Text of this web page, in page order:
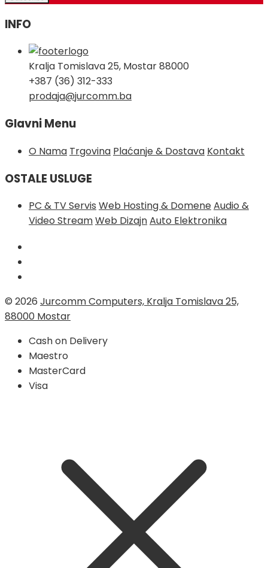
INFO
Kralja Tomislava 25, Mostar 88000
+387 (36) 312-333
prodaja@jurcomm.ba
Glavni Menu
O Nama Trgovina Plaćanje & Dostava Kontakt
OSTALE USLUGE
PC & TV Servis Web Hosting & DomeneAudio &
Video StreamWeb DizajnAuto Elektronika
© 2026 Jurcomm Computers, Kralja Tomislava 25,
88000 Mostar
Cash on Delivery
Maestro
MasterCard
Visa